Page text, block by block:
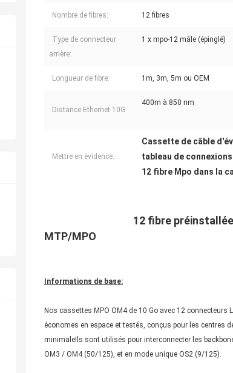
Nombre de fibres: 12 fibres
Type de connecteur
arrière:
1 x mpo-12 mâle (épinglé)
Longueur de fibre: 1m, 3m, 5m ou OEM
Distance Ethernet 10G:
400m à 850 nm
Mettre en évidence:
Cassette de câble
tableau de
12 fibre Mpo dans la
12 fibre
MTP/MPO
Informations de base:
Nos cassettes MPO OM4 de 10 Go avec 12 connecteurs
économes en espace et testés, conçus pour les centres
minimaleIls sont utilisés pour interconnecter les
OM3 / OM4 (50/125), et en mode unique OS2 (9/125).